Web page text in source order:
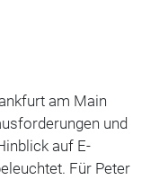
am Main
und
auf E-
Für Peter